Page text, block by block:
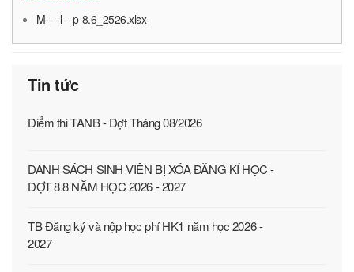
M----l---p-8.6_2526.xlsx
Tin tức
Điểm thi TANB - Đợt Tháng 08/2026
DANH SÁCH SINH VIÊN BỊ XÓA ĐĂNG KÍ HỌC -
ĐỢT 8.8 NĂM HỌC 2026 - 2027
TB Đăng ký và nộp học phí HK1 năm học 2026 -
2027